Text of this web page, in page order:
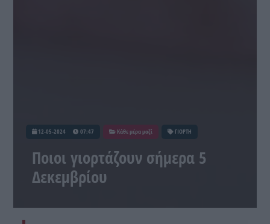
12-05-2024 07:47 Κάθε μέρα μαζί ΓΙΟΡΤΗ
Ποιοι γιορτάζουν σήμερα 5
Δεκεμβρίου